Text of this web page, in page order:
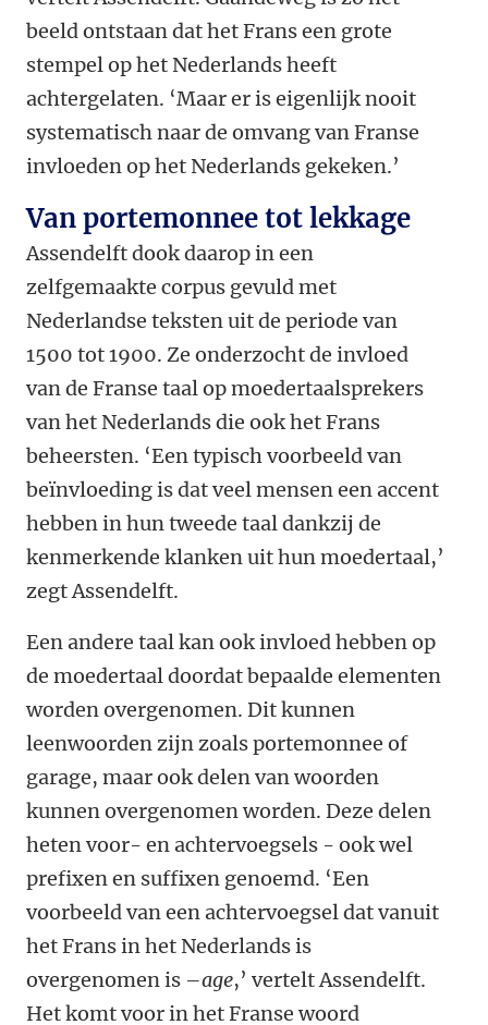
beeld ontstaan dat het Frans een grote
stempel op het Nederlands heeft
achtergelaten. ‘Maar er is eigenlijk nooit
systematisch naar de omvang van Franse
invloeden op het Nederlands gekeken.’
Van portemonnee tot lekkage
Assendelft dook daarop in een
zelfgemaakte corpus gevuld met
Nederlandse teksten uit de periode van
1500 tot 1900. Ze onderzocht de invloed
van de Franse taal op moedertaalsprekers
van het Nederlands die ook het Frans
beheersten. ‘Een typisch voorbeeld van
beïnvloeding is dat veel mensen een accent
hebben in hun tweede taal dankzij de
kenmerkende klanken uit hun moedertaal,’
zegt Assendelft.
Een andere taal kan ook invloed hebben op
de moedertaal doordat bepaalde elementen
worden overgenomen. Dit kunnen
leenwoorden zijn zoals portemonnee of
garage, maar ook delen van woorden
kunnen overgenomen worden. Deze delen
heten voor- en achtervoegsels - ook wel
prefixen en suffixen genoemd. ‘Een
voorbeeld van een achtervoegsel dat vanuit
het Frans in het Nederlands is
overgenomen is –age,’ vertelt Assendelft.
Het komt voor in het Franse woord